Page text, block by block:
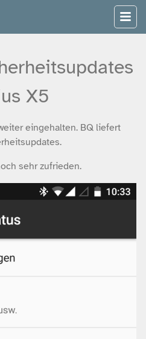
X5
eingehalten. BQ liefert
sehr zufrieden.